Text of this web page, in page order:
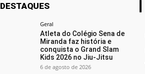
DESTAQUES
Geral
Atleta do Colégio Sena de
Miranda faz história e
conquista o Grand Slam
Kids 2026 no Jiu-Jitsu
6 de agosto de 2026